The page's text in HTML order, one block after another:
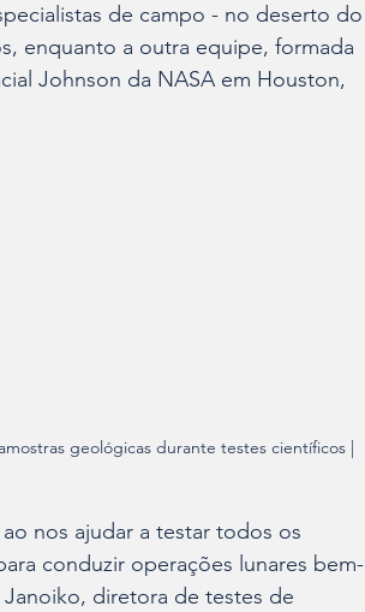
de campo - no deserto do
enquanto a outra equipe, formada
Johnson da NASA em Houston,
geológicas durante testes científicos |
nos ajudar a testar todos os
conduzir operações lunares bem-
Janoiko, diretora de testes de